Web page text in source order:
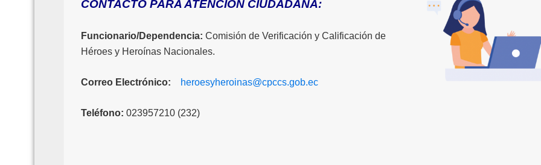
CONTACTO PARA ATENCIÓN CIUDADANA:
Funcionario/Dependencia: Comisión de Verificación y Calificación de
Héroes y Heroínas Nacionales.
Correo Electrónico: heroesyheroinas@cpccs.gob.ec
Teléfono: 023957210 (232)